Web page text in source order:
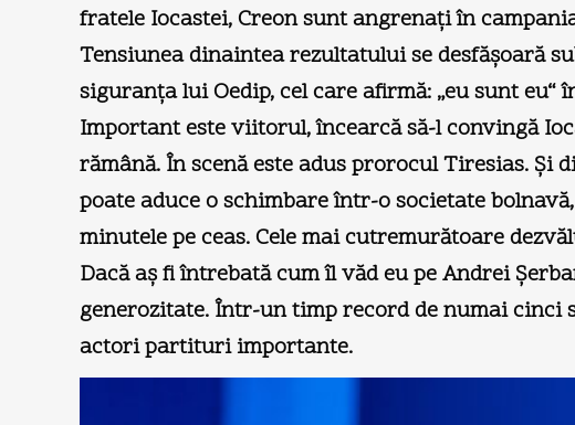
fratele Iocastei, Creon sunt angrenaţi în
Tensiunea dinaintea rezultatului se desfăşoară
siguranţa lui Oedip, cel care afirmă: „eu sunt
Important este viitorul, încearcă să-l convingă
rămână. În scenă este adus prorocul Tiresias. Şi
poate aduce o schimbare într-o societate
minutele pe ceas. Cele mai cutremurătoare
Dacă aş fi întrebată cum îl văd eu pe Andrei
generozitate. Într-un timp record de numai
actori partituri importante.